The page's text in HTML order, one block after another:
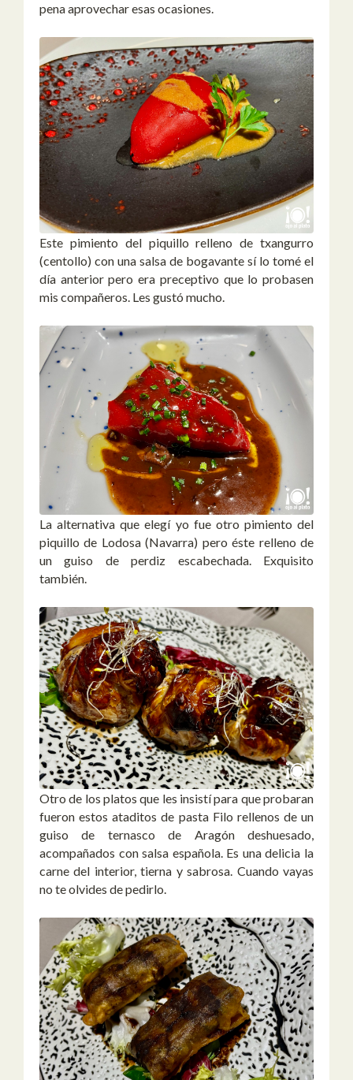
pena aprovechar esas ocasiones.
Este pimiento del piquillo relleno de txangurro
(centollo) con una salsa de bogavante sí lo tomé el
día anterior pero era preceptivo que lo probasen
mis compañeros. Les gustó mucho.
La alternativa que elegí yo fue otro pimiento del
piquillo de Lodosa (Navarra) pero éste relleno de
un guiso de perdiz escabechada. Exquisito
también.
Otro de los platos que les insistí para que probaran
fueron estos ataditos de pasta Filo rellenos de un
guiso de ternasco de Aragón deshuesado,
acompañados con salsa española. Es una delicia la
carne del interior, tierna y sabrosa. Cuando vayas
no te olvides de pedirlo.